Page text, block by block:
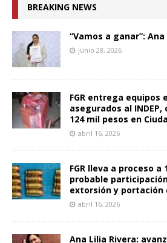
BREAKING NEWS
“Vamos a ganar”:
junio 28, 2026
FGR entrega equipos
asegurados al
124 mil pesos en
abril 16, 2026
FGR lleva a proceso
probable
extorsión y portación
abril 16, 2026
Ana Lilia Rivera: